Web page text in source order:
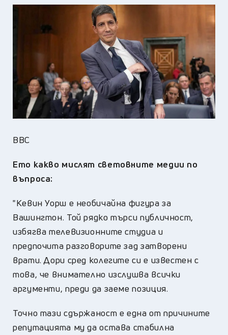
BBC
Ето какво мислят световните медии по
въпроса:
"Кевин Уорш е необичайна фигура за
Вашингтон. Той рядко търси публичност,
избягва телевизионните студиа и
предпочита разговорите зад затворени
врати. Дори сред колегите си е известен с
това, че внимателно изслушва всички
аргументи, преди да заеме позиция.
Точно тази сдържаност е една от причините
репутацията му да остава стабилна